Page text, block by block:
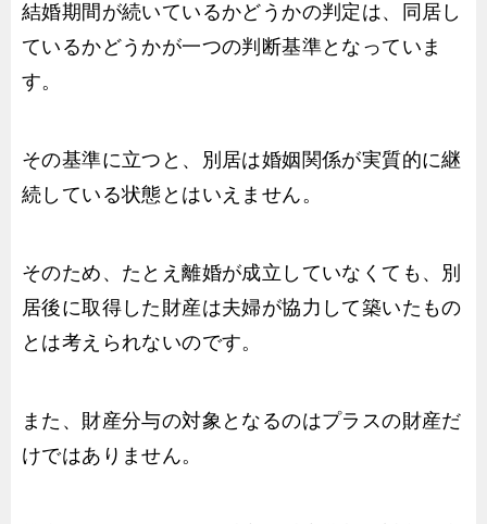
結婚期間が続いているかどうかの判定は、同居し
ているかどうかが一つの判断基準となっていま
す。
その基準に立つと、別居は婚姻関係が実質的に継
続している状態とはいえません。
そのため、たとえ離婚が成立していなくても、別
居後に取得した財産は夫婦が協力して築いたもの
とは考えられないのです。
また、財産分与の対象となるのはプラスの財産だ
けではありません。